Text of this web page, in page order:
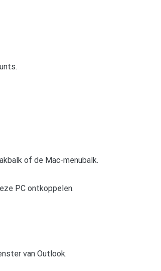
of de Mac-menubalk.
PC ontkoppelen.
van Outlook.